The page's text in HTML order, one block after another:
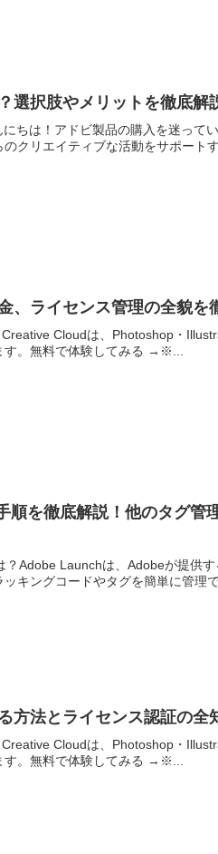
選択肢やメリットを徹底解
ちは！アドビ製品の購入を迷って
クリエイティブな活動をサポート
ライセンス管理の全貌を
Cloudは、Photoshop・
す。無料で体験してみる →※...
を徹底解説！他のタグ管
Adobe Launchは、Adobeが提供
キングコードやタグを簡単に管理
方法とライセンス認証の全
Cloudは、Photoshop・
す。無料で体験してみる →※...